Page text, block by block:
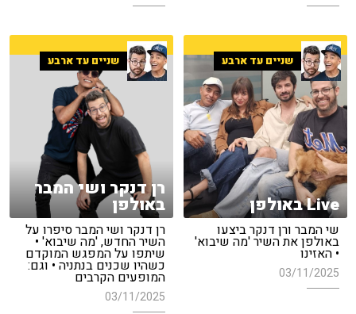
שניים עד ארבע
Live באולפן
שי המבר ורן דנקר ביצעו
באולפן את השיר 'מה שיבוא'
• האזינו
03/11/2025
שניים עד ארבע
רן דנקר ושי המבר
באולפן
רן דנקר ושי המבר סיפרו על
השיר החדש, 'מה שיבוא' •
שיתפו על המפגש המוקדם
כשהיו שכנים בנתניה • וגם:
המופעים הקרבים
03/11/2025